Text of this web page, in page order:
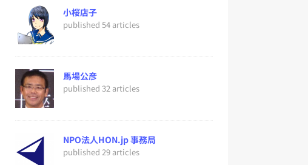
小桜店子
published 54 articles
馬場公彦
published 32 articles
NPO法人HON.jp 事務局
published 29 articles